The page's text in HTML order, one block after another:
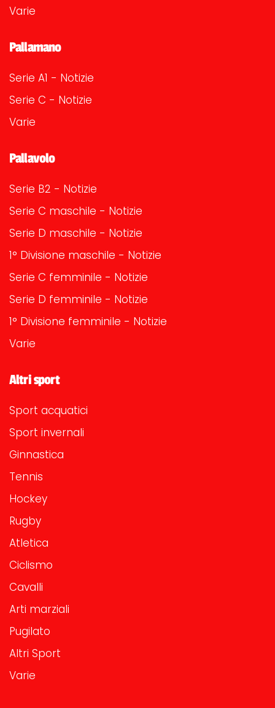
Varie
Pallamano
Serie A1 - Notizie
Serie C - Notizie
Varie
Pallavolo
Serie B2 - Notizie
Serie C maschile - Notizie
Serie D maschile - Notizie
1° Divisione maschile - Notizie
Serie C femminile - Notizie
Serie D femminile - Notizie
1° Divisione femminile - Notizie
Varie
Altri sport
Sport acquatici
Sport invernali
Ginnastica
Tennis
Hockey
Rugby
Atletica
Ciclismo
Cavalli
Arti marziali
Pugilato
Altri Sport
Varie